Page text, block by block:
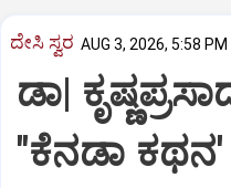
ದೇಸಿ ಸ್ವರ AUG 3, 2026, 5:58 PM
ಡಾ|
"ಕೆನಡಾ ಕಥನ'